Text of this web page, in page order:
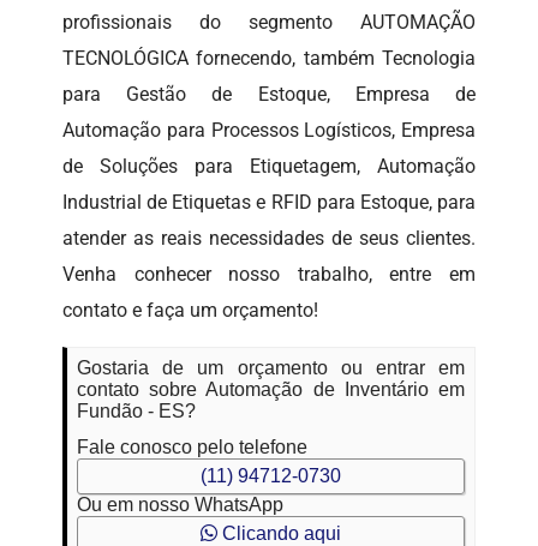
profissionais do segmento AUTOMAÇÃO
TECNOLÓGICA fornecendo, também Tecnologia
para Gestão de Estoque, Empresa de
Automação para Processos Logísticos, Empresa
de Soluções para Etiquetagem, Automação
Industrial de Etiquetas e RFID para Estoque, para
atender as reais necessidades de seus clientes.
Venha conhecer nosso trabalho, entre em
contato e faça um orçamento!
Gostaria de um orçamento ou entrar em
contato sobre Automação de Inventário em
Fundão - ES?
Fale conosco pelo telefone
(11) 94712-0730
Ou em nosso WhatsApp
Clicando aqui